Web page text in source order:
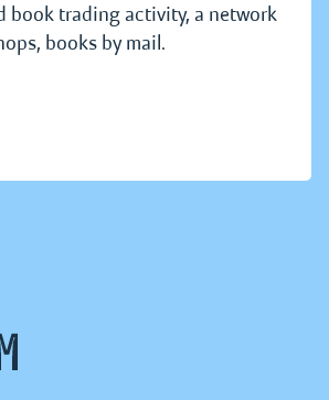
book trading activity, a network
books by mail.